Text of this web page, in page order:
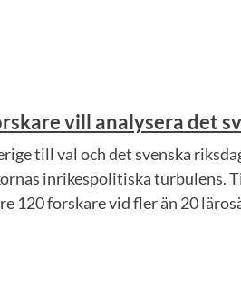
vill analysera det
till val och det svenska
inrikespolitiska turbulens.
120 forskare vid fler än 20